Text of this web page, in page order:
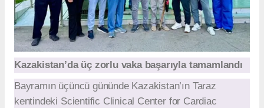
Kazakistan’da üç zorlu vaka başarıyla tamamlandı
Bayramın üçüncü gününde Kazakistan’ın Taraz
kentindeki Scientific Clinical Center for Cardiac